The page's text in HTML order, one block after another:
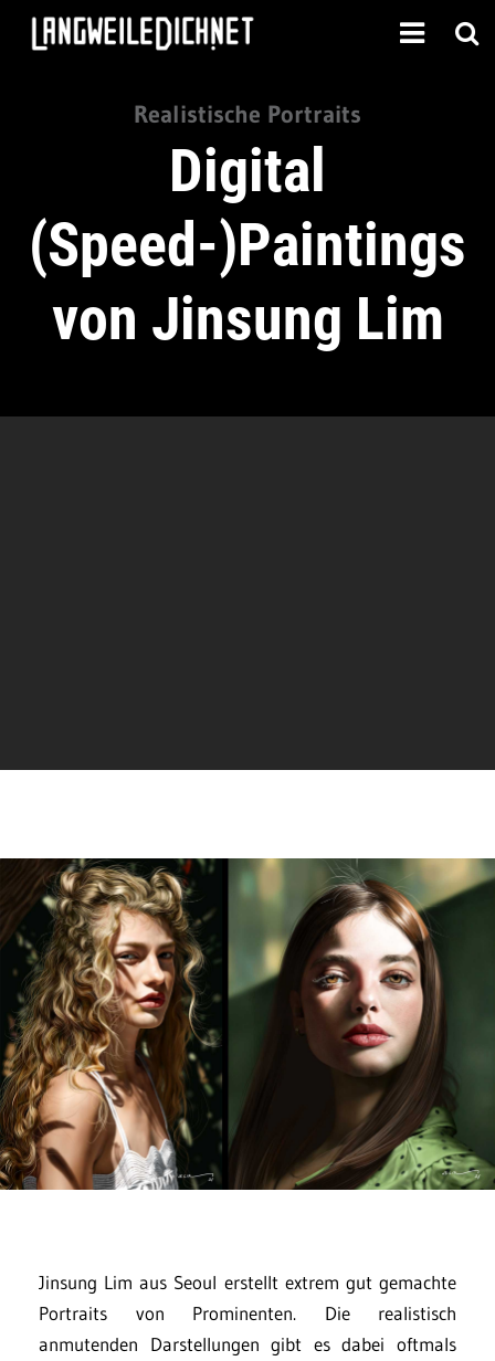
Realistische Portraits
Digital
(Speed-)Paintings
von Jinsung Lim
Jinsung Lim aus Seoul erstellt extrem gut gemachte
Portraits von Prominenten. Die realistisch
anmutenden Darstellungen gibt es dabei oftmals